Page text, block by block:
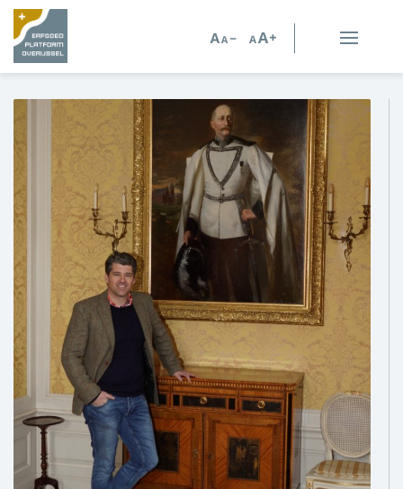
Erfgoedorganisaties
Verhalen
Kennis en advies
Kennisbank
Persoonlijk advies
Nieuws
Agenda
Over ons
Wie zijn wij?